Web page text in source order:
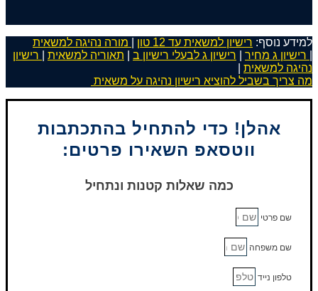
למידע נוסף: רישיון למשאית עד 12 טון
מורה נהיגה למשאית
רישיון ג מחיר רישיון ג לבעלי רישיון ב תאוריה למשאית
רישיון
נהיגה למשאית
מה צריך בשביל להוציא רישיון נהיגה על משאית
אהלן! כדי להתחיל בהתכתבות
ווטסאפ השאירו פרטים:
כמה שאלות קטנות ונתחיל
שם פרטי
שם משפחה
טלפון נייד